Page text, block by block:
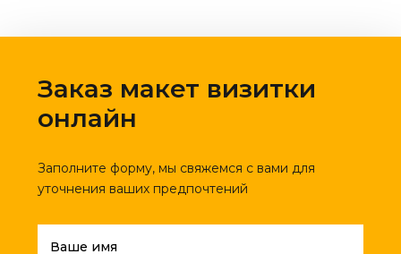
Заказ макет визитки
онлайн
Заполните форму, мы свяжемся с вами для
уточнения ваших предпочтений
Ваше имя